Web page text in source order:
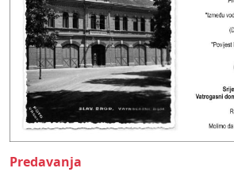
Predavanja